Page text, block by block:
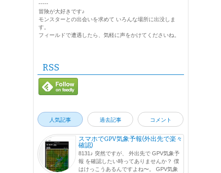
-----
冒険が大好きです♪
モンスターとの出会いを求めて いろんな場所に出没しま
す。
フィールドで遭遇したら、気軽に声をかけてくださいね。
RSS
人気記事 過去記事 コメント
スマホでGPV気象予報(外出先で楽々
確認)
8131♪ 突然ですが、 外出先で GPV気象予
報 を確認したい時ってありませんか？ 僕
はけっこうあるんですよね〜。 GPV気象